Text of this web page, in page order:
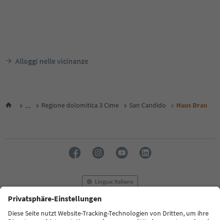
Alloggi nelle vicinanze
... Regione dolomitica 3 Cime San Candido Haus Drau
Lingua: Italiano
FAQ Contatti Press MICE Privacy Policy